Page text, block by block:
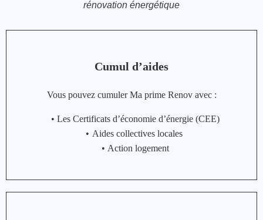
rénovation énergétique
Cumul d’aides
Vous pouvez cumuler Ma prime Renov avec :
Les Certificats d’économie d’énergie (CEE)
Aides collectives locales
Action logement